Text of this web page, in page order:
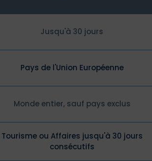
Jusqu'à 30 jours
Pays de l'Union Européenne
Monde entier, sauf pays exclus
Tourisme ou Affaires jusqu'à 30 jours
consécutifs